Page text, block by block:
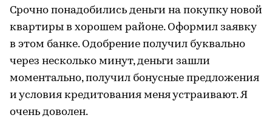
Срочно понадобились деньги на покупку новой
квартиры в хорошем районе. Оформил заявку
в этом банке. Одобрение получил буквально
через несколько минут, деньги зашли
моментально, получил бонусные предложения
и условия кредитования меня устраивают. Я
очень доволен.